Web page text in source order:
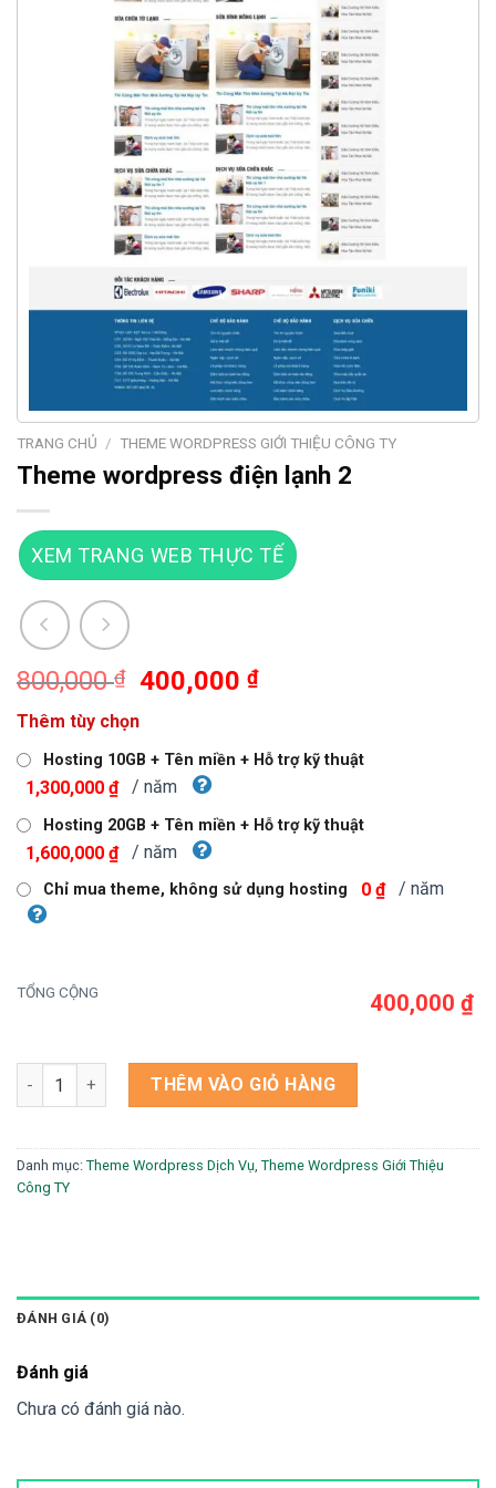
TRANG CHỦ / THEME WORDPRESS GIỚI THIỆU CÔNG TY
Theme wordpress điện lạnh 2
XEM TRANG WEB THỰC TẾ
800,000₫
Giá
là:
800,000 ₫.
400,000₫Giá
là:
Thêm tùy chọn
Hosting 10GB + Tên miền + Hỗ trợ kỹ thuật
1,300,000 ₫ / năm
Hosting 20GB + Tên miền + Hỗ trợ kỹ thuật
1,600,000 ₫ / năm
Chỉ mua theme, không sử dụng hosting 0 ₫ / năm
TỔNG CỘNG 400,000 ₫
Theme wordpress điện lạnh 2 số lượng
THÊM VÀO GIỎ HÀNG
Danh mục: Theme Wordpress Dịch Vụ, Theme Wordpress Giới Thiệu
Công TY
ĐÁNH GIÁ (0)
Đánh giá
Chưa có đánh giá nào.